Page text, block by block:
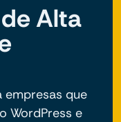
Alta
empresas que
WordPress e